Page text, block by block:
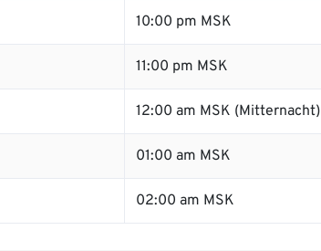
10:00 pm MSK
11:00 pm MSK
12:00 am MSK (Mitternacht)
01:00 am MSK
02:00 am MSK